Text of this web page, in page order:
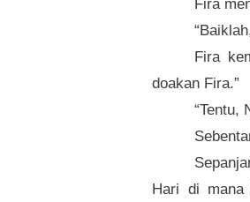
Fira
doakan Fira.”
“Tentu,
Hari di